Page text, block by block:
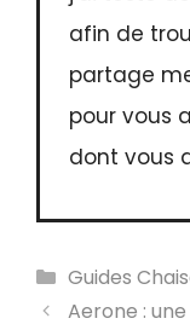
afin de
partage
pour vous
dont vous
Catégories
Guides
Aerone :